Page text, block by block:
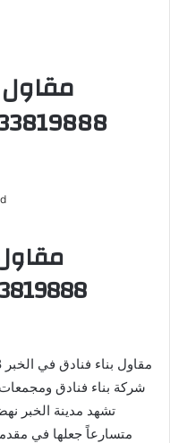
مقاول
تشهد مدينة الخبر
متسارعاً جعلها في